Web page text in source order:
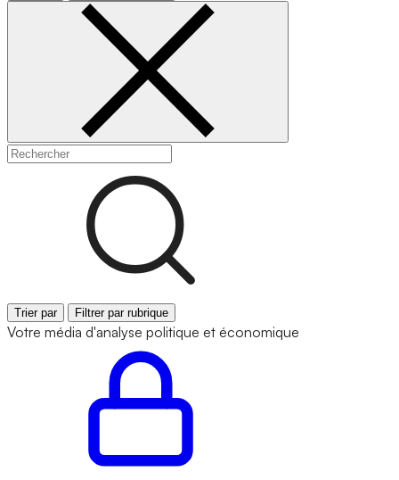
Trier par Filtrer par rubrique
Votre média d'analyse politique et économique